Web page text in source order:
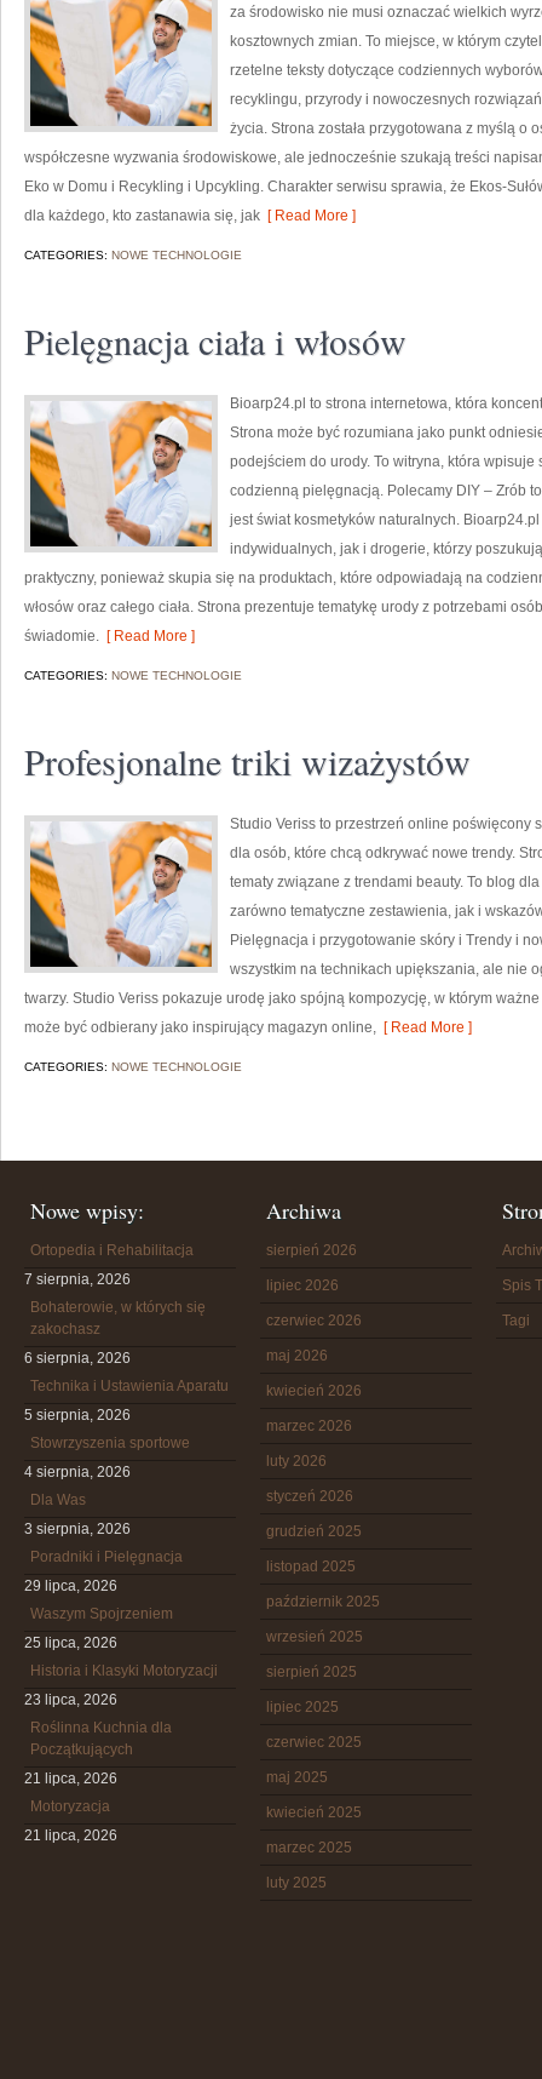
za środowisko nie musi oznaczać wielkich
kosztownych zmian. To miejsce, w którym
rzetelne teksty dotyczące codziennych
recyklingu, przyrody i nowoczesnych
życia. Strona została przygotowana z myślą o
współczesne wyzwania środowiskowe, ale jednocześnie szukają treści
Eko w Domu i Recykling i Upcykling. Charakter serwisu sprawia, że Ekos-
dla każdego, kto zastanawia się, jak [ Read More ]
CATEGORIES: NOWE TECHNOLOGIE
Pielęgnacja ciała i włosów
Bioarp24.pl to strona internetowa, która
Strona może być rozumiana jako punkt
podejściem do urody. To witryna, która
codzienną pielęgnacją. Polecamy DIY – Zrób
jest świat kosmetyków naturalnych.
indywidualnych, jak i drogerie, którzy
praktyczny, ponieważ skupia się na produktach, które odpowiadają na
włosów oraz całego ciała. Strona prezentuje tematykę urody z potrzebami
świadomie. [ Read More ]
CATEGORIES: NOWE TECHNOLOGIE
Profesjonalne triki wizażystów
Studio Veriss to przestrzeń online poświęcony
dla osób, które chcą odkrywać nowe trendy.
tematy związane z trendami beauty. To blog
zarówno tematyczne zestawienia, jak i
Pielęgnacja i przygotowanie skóry i Trendy i
wszystkim na technikach upiększania, ale nie
twarzy. Studio Veriss pokazuje urodę jako spójną kompozycję, w którym
może być odbierany jako inspirujący magazyn online, [ Read More ]
CATEGORIES: NOWE TECHNOLOGIE
Nowe wpisy:
Ortopedia i Rehabilitacja
7 sierpnia, 2026
Bohaterowie, w których się
zakochasz
6 sierpnia, 2026
Technika i Ustawienia Aparatu
5 sierpnia, 2026
Stowrzyszenia sportowe
4 sierpnia, 2026
Dla Was
3 sierpnia, 2026
Poradniki i Pielęgnacja
29 lipca, 2026
Waszym Spojrzeniem
25 lipca, 2026
Historia i Klasyki Motoryzacji
23 lipca, 2026
Roślinna Kuchnia dla
Początkujących
21 lipca, 2026
Motoryzacja
21 lipca, 2026
Archiwa
sierpień 2026
lipiec 2026
czerwiec 2026
maj 2026
kwiecień 2026
marzec 2026
luty 2026
styczeń 2026
grudzień 2025
listopad 2025
październik 2025
wrzesień 2025
sierpień 2025
lipiec 2025
czerwiec 2025
maj 2025
kwiecień 2025
marzec 2025
luty 2025
Spis
Tagi